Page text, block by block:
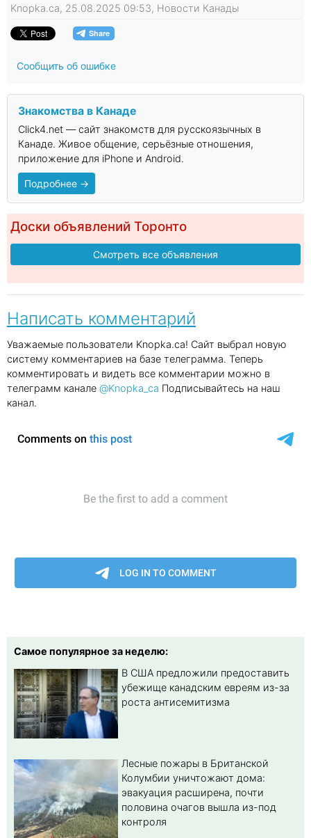
Knopka.ca, 25.08.2025 09:53, Новости Канады
Сообщить об ошибке
Знакомства в Канаде
Click4.net — сайт знакомств для русскоязычных в
Канаде. Живое общение, серьёзные отношения,
приложение для iPhone и Android.
Подробнее →
Доски объявлений Торонто
Смотреть все объявления
Написать комментарий
Уважаемые пользователи Knopka.ca! Сайт выбрал новую
систему комментариев на базе телеграмма. Теперь
комментировать и видеть все комментарии можно в
телеграмм канале @Knopka_ca Подписывайтесь на наш
канал.
Самое популярное за неделю:
В США предложили предоставить
убежище канадским евреям из-за
роста антисемитизма
Лесные пожары в Британской
Колумбии уничтожают дома:
эвакуация расширена, почти
половина очагов вышла из-под
контроля